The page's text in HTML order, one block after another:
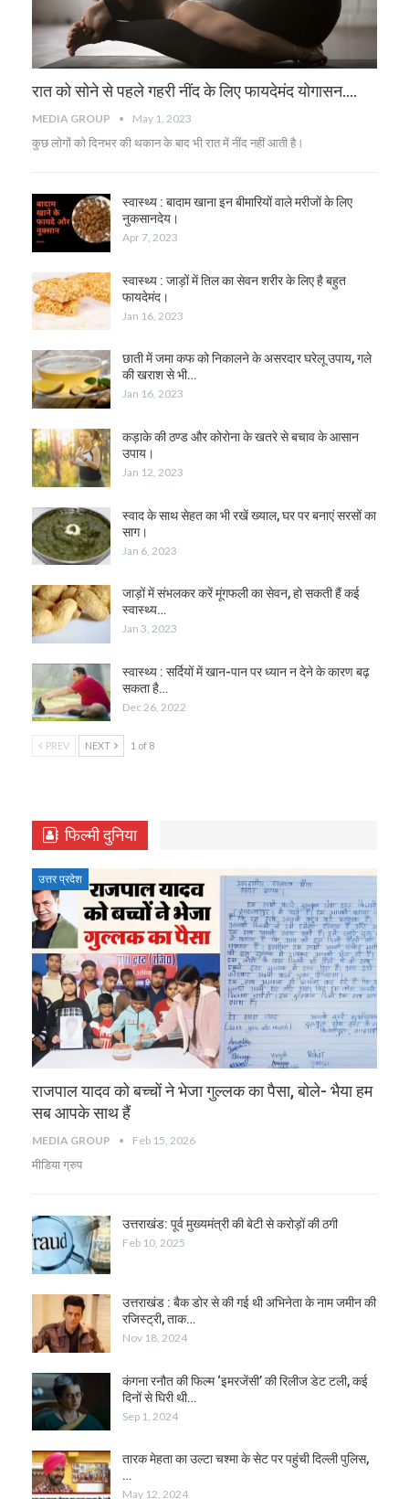
रात को सोने से पहले गहरी नींद के लिए फायदेमंद योगासन….
MEDIA GROUP May 1, 2023
कुछ लोगों को दिनभर की थकान के बाद भी रात में नींद नहीं आती है।
स्वास्थ्य : बादाम खाना इन बीमारियों वाले मरीजों के लिए
नुकसानदेय।
Apr 7, 2023
स्वास्थ्य : जाड़ों में तिल का सेवन शरीर के लिए है बहुत
फायदेमंद।
Jan 16, 2023
छाती में जमा कफ को निकालने के असरदार घरेलू उपाय, गले
की खराश से भी…
Jan 16, 2023
कड़ाके की ठण्ड और कोरोना के खतरे से बचाव के आसान
उपाय।
Jan 12, 2023
स्वाद के साथ सेहत का भी रखें ख्याल, घर पर बनाएं सरसों का
साग।
Jan 6, 2023
जाड़ों में संभलकर करें मूंगफली का सेवन, हो सकती हैं कई
स्वास्थ्य…
Jan 3, 2023
स्वास्थ्य : सर्दियों में खान-पान पर ध्यान न देने के कारण बढ़
सकता है…
Dec 26, 2022
PREV NEXT 1 of 8
फिल्मी दुनिया
उत्तर प्रदेश
राजपाल यादव को बच्चों ने भेजा गुल्लक का पैसा, बोले- भैया हम
सब आपके साथ हैं
MEDIA GROUP Feb 15, 2026
मीडिया ग्रुप
उत्तराखंड: पूर्व मुख्यमंत्री की बेटी से करोड़ों की ठगी
Feb 10, 2025
उत्तराखंड : बैक डोर से की गई थी अभिनेता के नाम जमीन की
रजिस्ट्री, ताक…
Nov 18, 2024
कंगना रनौत की फिल्म ‘इमरजेंसी’ की रिलीज डेट टली, कई
दिनों से घिरी थी…
Sep 1, 2024
तारक मेहता का उल्टा चश्मा के सेट पर पहुंची दिल्ली पुलिस,
…
May 12, 2024